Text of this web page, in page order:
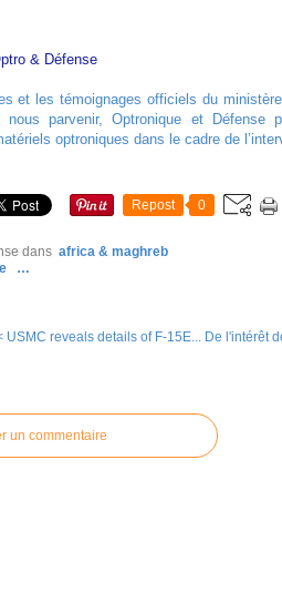
& Défense
et les témoignages officiels du
nous parvenir, Optronique et Défense
optroniques dans le cadre de
Repost 0
dans africa & maghreb
…
USMC reveals details of F-15E... De l'intérêt
un commentaire